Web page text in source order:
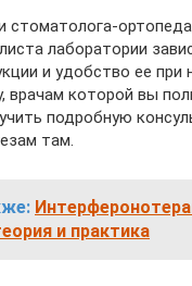
стоматолога-
лаборатории
и удобство ее при
врачам которой вы
подробную
там.
и практика